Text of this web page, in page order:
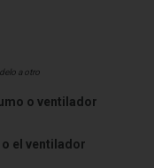
a otro
o ventilador
el ventilador